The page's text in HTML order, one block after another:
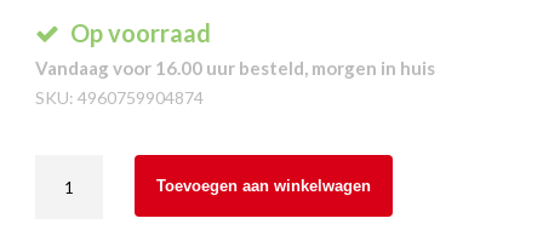
Op voorraad
Vandaag voor 16.00 uur besteld, morgen in huis
SKU: 4960759904874
MB-
Toevoegen aan winkelwagen